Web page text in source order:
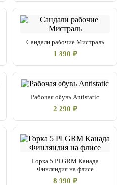
Сандали рабочие Мистраль
1 890 ₽
Рабочая обувь Antistatic
2 290 ₽
Горка 5 PLGRM Канада
Финляндия на флисе
8 990 ₽